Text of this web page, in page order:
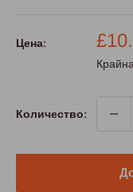
Цена:
цена
Количество: